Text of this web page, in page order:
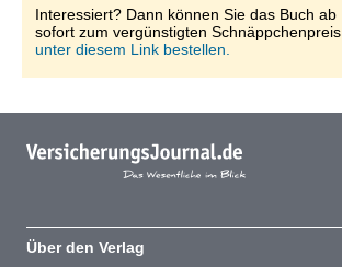
Interessiert? Dann können Sie das Buch ab
sofort zum vergünstigten Schnäppchenpreis
unter diesem Link bestellen.
Über den Verlag